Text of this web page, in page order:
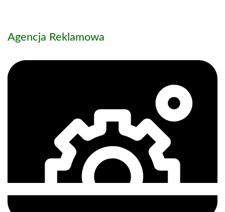
Agencja Reklamowa